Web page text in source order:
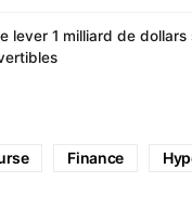
lever 1 milliard de dollars
Finance